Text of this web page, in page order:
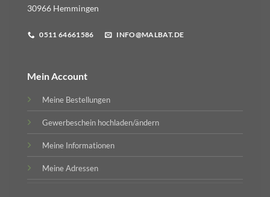
30966 Hemmingen
0511 64661586 INFO@MALBAT.DE
Mein Account
Meine Bestellungen
Gewerbeschein hochladen/ändern
Meine Informationen
Meine Adressen